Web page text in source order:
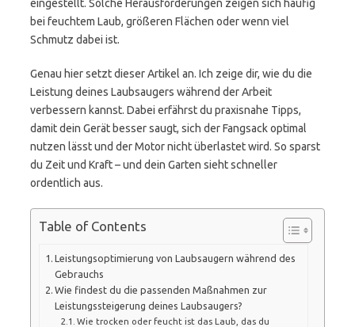
eingestellt. Solche Herausforderungen zeigen sich häufig
bei feuchtem Laub, größeren Flächen oder wenn viel
Schmutz dabei ist.
Genau hier setzt dieser Artikel an. Ich zeige dir, wie du die
Leistung deines Laubsaugers während der Arbeit
verbessern kannst. Dabei erfährst du praxisnahe Tipps,
damit dein Gerät besser saugt, sich der Fangsack optimal
nutzen lässt und der Motor nicht überlastet wird. So sparst
du Zeit und Kraft – und dein Garten sieht schneller
ordentlich aus.
Table of Contents
Leistungsoptimierung von Laubsaugern während des
Gebrauchs
Wie findest du die passenden Maßnahmen zur
Leistungssteigerung deines Laubsaugers?
Wie trocken oder feucht ist das Laub, das du